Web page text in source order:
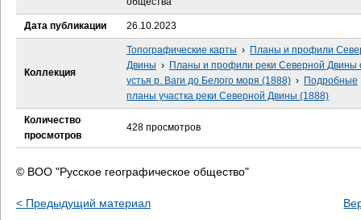
Дата публикации 26.10.2023
Коллекция
Топографические карты › Планы и профили
Двины › Планы и профили реки Северной Двины
устья р. Ваги до Белого моря (1888) › Подробные
планы участка реки Северной Двины (1888)
Количество
просмотров
428 просмотров
© ВОО "Русское географическое общество"
< Предыдущий материал